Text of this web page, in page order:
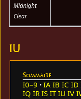
Midnight
Clear
IU
Sommaire
I0–9 IA IB IC ID
IQ IR IS IT IU IV